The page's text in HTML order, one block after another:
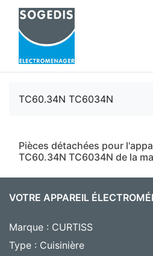
TC60.34N TC6034N
Pièces détachées pour
TC60.34N TC6034N de la
VOTRE APPAREIL
Marque : CURTISS
Type : Cuisinière